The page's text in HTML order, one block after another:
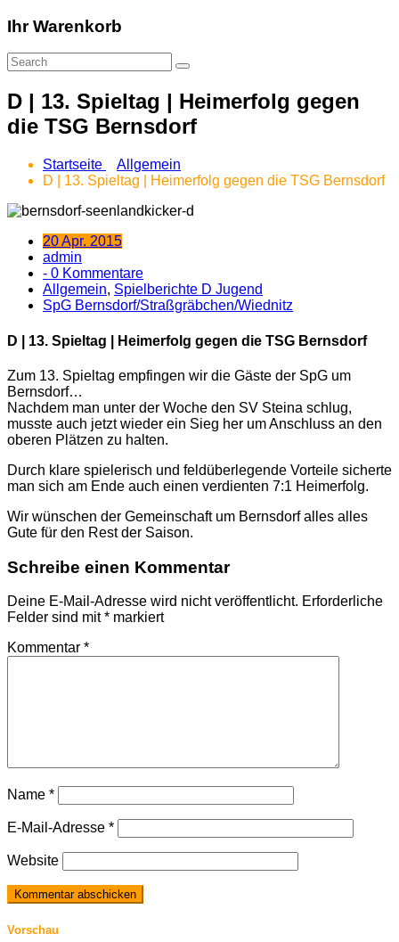
Ihr Warenkorb
D | 13. Spieltag | Heimerfolg gegen
die TSG Bernsdorf
Startseite
Allgemein
D | 13. Spieltag | Heimerfolg gegen die TSG Bernsdorf
20 Apr. 2015
admin
- 0 Kommentare
Allgemein, Spielberichte D Jugend
SpG Bernsdorf/Straßgräbchen/Wiednitz
D | 13. Spieltag | Heimerfolg gegen die TSG Bernsdorf
Zum 13. Spieltag empfingen wir die Gäste der SpG um
Bernsdorf…
Nachdem man unter der Woche den SV Steina schlug,
musste auch jetzt wieder ein Sieg her um Anschluss an den
oberen Plätzen zu halten.
Durch klare spielerisch und feldüberlegende Vorteile sicherte
man sich am Ende auch einen verdienten 7:1 Heimerfolg.
Wir wünschen der Gemeinschaft um Bernsdorf alles alles
Gute für den Rest der Saison.
Schreibe einen Kommentar
Deine E-Mail-Adresse wird nicht veröffentlicht. Erforderliche
Felder sind mit* markiert
Kommentar *
Name *
E-Mail-Adresse *
Website
Vorschau